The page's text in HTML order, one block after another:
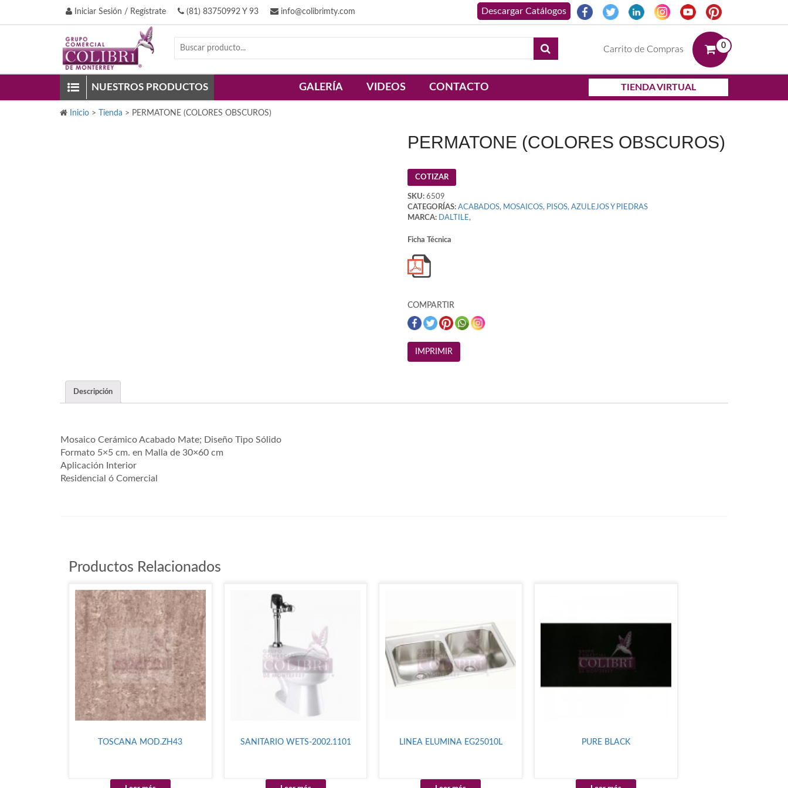
Iniciar Sesión / Regístrate (81) 83750992 Y 93 info@colibrimty.com
Carrito de Compras 0
NUESTROS PRODUCTOS GALERÍA VIDEOS CONTACTO TIENDA VIRTUAL
Inicio > Tienda > PERMATONE (COLORES OBSCUROS)
PERMATONE (COLORES OBSCUROS)
COTIZAR
SKU:6509
CATEGORÍAS: ACABADOS, MOSAICOS, PISOS, AZULEJOS Y PIEDRAS
MARCA: DALTILE,
Ficha Técnica
COMPARTIR
Descripción
Mosaico Cerámico Acabado Mate; Diseño Tipo Sólido
Formato 5×5 cm. en Malla de 30×60 cm
Aplicación Interior
Residencial ó Comercial
Productos Relacionados
TOSCANA MOD.ZH43 SANITARIO WETS-2002.1101 LINEA ELUMINA EG25010L PURE BLACK